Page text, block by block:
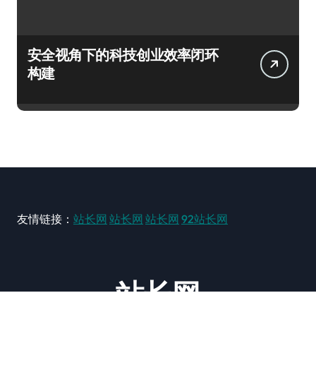
安全视角下的科技创业效率闭环
构建
友情链接： 站长网 站长网 站长网 92站长网
站长网